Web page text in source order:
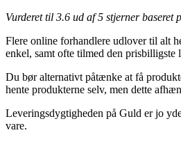
Vurderet til 3.6 ud af 5 stjerner baseret
Flere online forhandlere udlover til alt
enkel, samt ofte tilmed den
Du bør alternativt påtænke at få
hente produkterne selv, men dette
Leveringsdygtigheden på Guld er jo
vare.